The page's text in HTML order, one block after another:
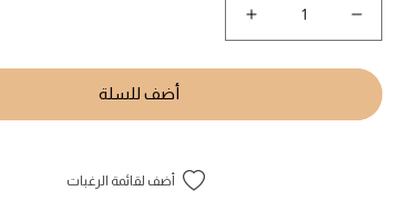
كمية
ROSE
زيادة
كمية
ROSE
VANILLAأضف للسلة
أضف لقائمة الرغبات